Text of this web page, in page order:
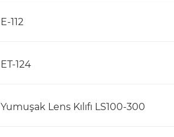
E-112
ET-124
Yumuşak Lens Kılıfı LS100-300